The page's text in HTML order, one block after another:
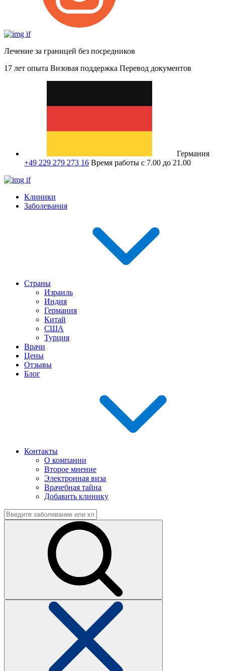
Лечение за границей без посредников
17 лет опыта Визовая поддержка Перевод документов
Германия
+49 229 279 273 16 Время работы с 7.00 до 21.00
Клиники
Заболевания
Страны
Израиль
Индия
Германия
Китай
США
Турция
Врачи
Цены
Отзывы
Блог
Контакты
О компании
Второе мнение
Электронная виза
Врачебная тайна
Добавить клинику